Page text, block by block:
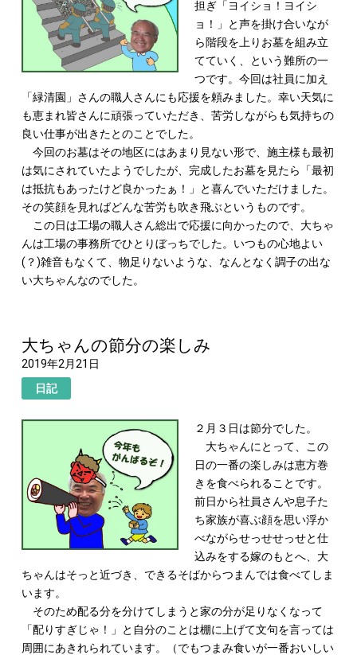
担ぎ「ヨイショ！ヨイシ
ョ！」と声を掛け合いなが
ら階段を上りお墓を組み立
てていく、という難所の一
つです。今回は社員に加え
「緑清園」さんの職人さんにも応援を頼みました。幸い天気に
も恵まれ皆さんに頑張っていただき、苦労しながらも気持ちの
良い仕事が出きたとのことでした。
今回のお墓はその地区にはあまり見ない形で、施主様も最初
は気にされていたようでしたが、完成したお墓を見たら「最初
は抵抗もあったけど良かったぁ！」と喜んでいただけました。
その笑顔を見ればどんな苦労も吹き飛ぶというものです。
この日は工場の職人さん総出で応援に向かったので、大ちゃ
んは工場の事務所でひとりぼっちでした。いつもの心地よい
(？)雑音もなくて、物足りないような、なんとなく調子の出な
い大ちゃんなのでした。
大ちゃんの節分の楽しみ
2019年2月21日
日記
２月３日は節分でした。
大ちゃんにとって、この
日の一番の楽しみは恵方巻
きを食べられることです。
前日から社員さんや息子た
ち家族が喜ぶ顔を思い浮か
べながらせっせせっせと仕
込みをする嫁のもとへ、大
ちゃんはそっと近づき、できるそばからつまんでは食べてしま
います。
そのため配る分を分けてしまうと家の分が足りなくなって
「配りすぎじゃ！」と自分のことは棚に上げて文句を言っては
周囲にあきれられています。（でもつまみ食いが一番おいしい